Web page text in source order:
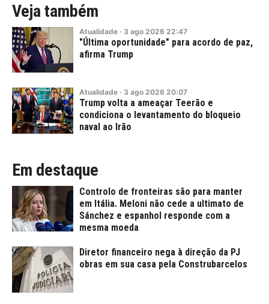
Veja também
Atualidade · 3 ago 2026 22:47
"Última oportunidade" para acordo de paz,
afirma Trump
Atualidade · 3 ago 2026 20:07
Trump volta a ameaçar Teerão e
condiciona o levantamento do bloqueio
naval ao Irão
Em destaque
Controlo de fronteiras são para manter
em Itália. Meloni não cede a ultimato de
Sánchez e espanhol responde com a
mesma moeda
Diretor financeiro nega à direção da PJ
obras em sua casa pela Construbarcelos